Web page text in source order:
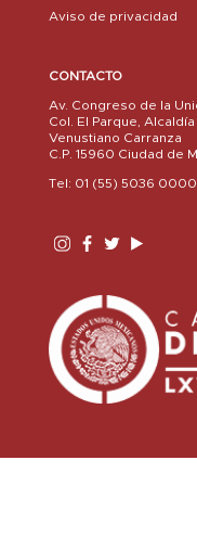
Aviso de privacidad
CONTACTO
Av. Congreso de la
Col. El Parque, Alcaldía
Venustiano Carranza
C.P. 15960 Ciudad de
Tel: 01 (55) 5036 0000